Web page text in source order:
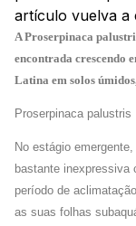
artículo vuelva a
A Proserpinaca
encontrada crescendo
Latina em solos
Proserpinaca palustris
No estágio
bastante
período de
as suas folhas